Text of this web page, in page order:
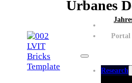
Portal
Research
Urbanes